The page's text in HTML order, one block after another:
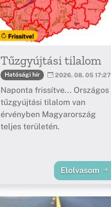
Frissítve!
Tűzgyújtási tilalom
Hatósági hír 2026. 08. 05 17:27
Naponta frissítve... Országos
tűzgyújtási tilalom van
érvényben Magyarország
teljes területén.
Elolvasom